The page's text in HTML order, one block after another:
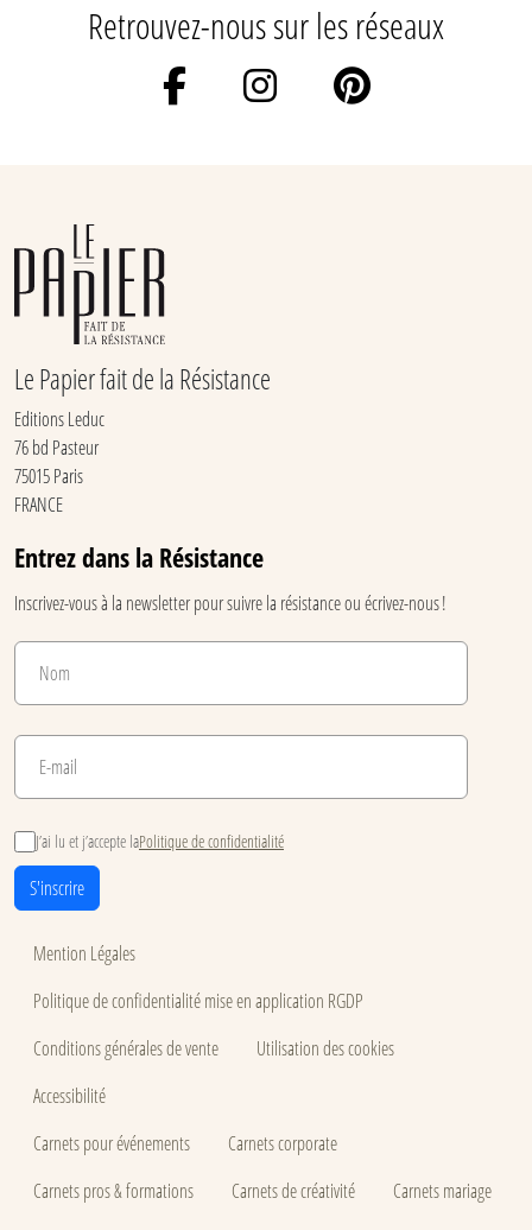
Retrouvez-nous sur les réseaux
Le Papier fait de la Résistance
Editions Leduc
76 bd Pasteur
75015 Paris
FRANCE
Entrez dans la Résistance
Inscrivez-vous à la newsletter pour suivre la résistance ou écrivez-nous !
J’ai lu et j’accepte laPolitique de confidentialité
S'inscrire
Mention Légales
Politique de confidentialité mise en application RGDP
Conditions générales de vente
Utilisation des cookies
Accessibilité
Carnets pour événements
Carnets corporate
Carnets pros & formations
Carnets de créativité Carnets mariage